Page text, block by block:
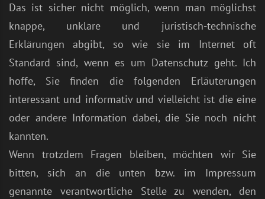
Das ist sicher nicht möglich, wenn man möglichst
knappe, unklare und juristisch-technische
Erklärungen abgibt, so wie sie im Internet oft
Standard sind, wenn es um Datenschutz geht. Ich
hoffe, Sie finden die folgenden Erläuterungen
interessant und informativ und vielleicht ist die eine
oder andere Information dabei, die Sie noch nicht
kannten.
Wenn trotzdem Fragen bleiben, möchten wir Sie
bitten, sich an die unten bzw. im Impressum
genannte verantwortliche Stelle zu wenden, den